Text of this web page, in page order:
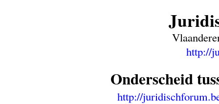
http://
Onderscheid
http://